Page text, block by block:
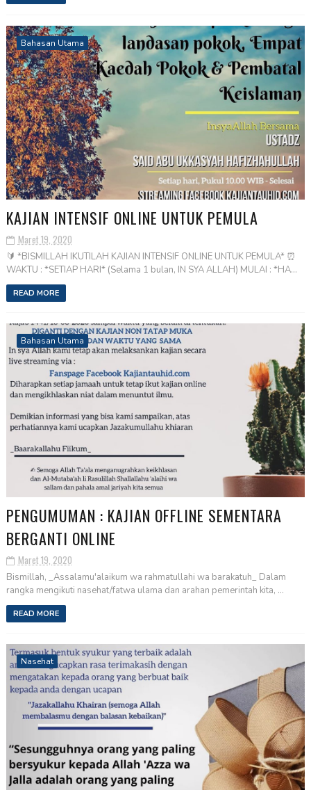
Bahasan Utama
KAJIAN INTENSIF ONLINE UNTUK PEMULA
Maret 19, 2020
🔰 *BISMILLAH IKUTILAH KAJIAN INTENSIF ONLINE UNTUK PEMULA* ⏰
WAKTU : *SETIAP HARI* (Selama 1 bulan, IN SYA ALLAH) MULAI : *HA...
READ MORE
Bahasan Utama
PENGUMUMAN : KAJIAN OFFLINE SEMENTARA
BERGANTI ONLINE
Maret 19, 2020
Bismillah, _Assalamu'alaikum wa rahmatullahi wa barakatuh_ Dalam
rangka mengikuti nasehat/fatwa ulama dan arahan pemerintah kita, ...
READ MORE
Nasehat